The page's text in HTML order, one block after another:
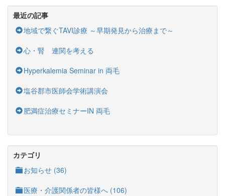
最近の記事
地域で繋ぐTAVI診療 ～早期発見から治療まで～
心・腎 連関を考える
Hyperkalemia Seminar in 両毛
塩谷郡市医師会学術講演会
肥満症治療セミナーIN 両毛
カテゴリ
お知らせ (36)
医療・介護関係者の皆様へ (106)